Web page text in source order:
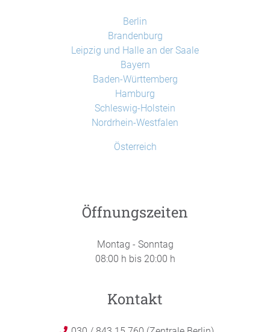
Berlin
Brandenburg
Leipzig und Halle an der Saale
Bayern
Baden-Württemberg
Hamburg
Schleswig-Holstein
Nordrhein-Westfalen
Österreich
Öffnungszeiten
Montag - Sonntag
08:00 h bis 20:00 h
Kontakt